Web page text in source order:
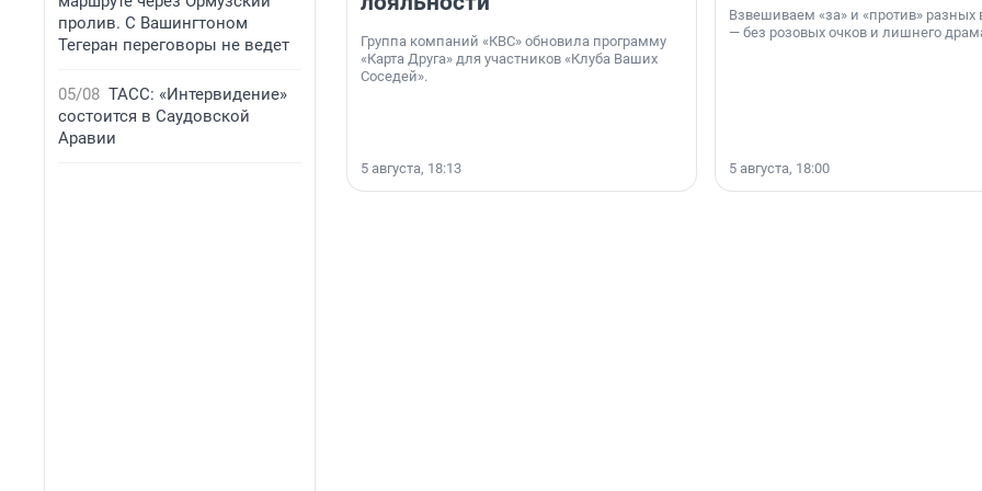
пролив. С Вашингтоном
Тегеран переговоры не ведет
05/08 ТАСС: «Интервидение»
состоится в Саудовской
Аравии
Группа компаний «КВС» обновила программу
«Карта Друга» для участников «Клуба Ваших
Соседей».
5 августа, 18:13
Взвешиваем «за» и «против» разных
— без розовых очков и лишнего
5 августа, 18:00